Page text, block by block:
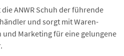
ANWR Schuh der führende
und sorgt mit Waren­
Marketing für eine gelungene